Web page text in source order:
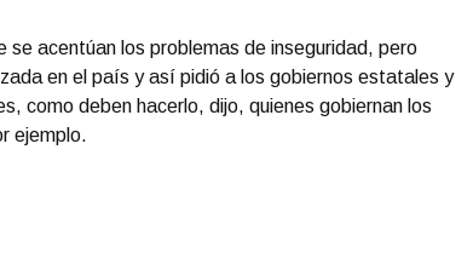
se acentúan los problemas de inseguridad, pero
en el país y así pidió a los gobiernos estatales y
como deben hacerlo, dijo, quienes gobiernan los
ejemplo.